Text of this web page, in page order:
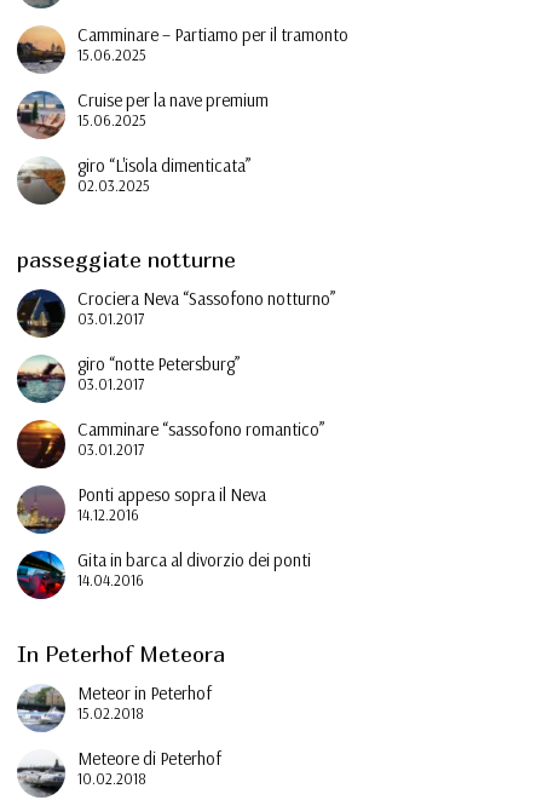
Camminare – Partiamo per il tramonto
15.06.2025
Cruise per la nave premium
15.06.2025
giro “L'isola dimenticata”
02.03.2025
passeggiate notturne
Crociera Neva “Sassofono notturno”
03.01.2017
giro “notte Petersburg”
03.01.2017
Camminare “sassofono romantico”
03.01.2017
Ponti appeso sopra il Neva
14.12.2016
Gita in barca al divorzio dei ponti
14.04.2016
In Peterhof Meteora
Meteor in Peterhof
15.02.2018
Meteore di Peterhof
10.02.2018